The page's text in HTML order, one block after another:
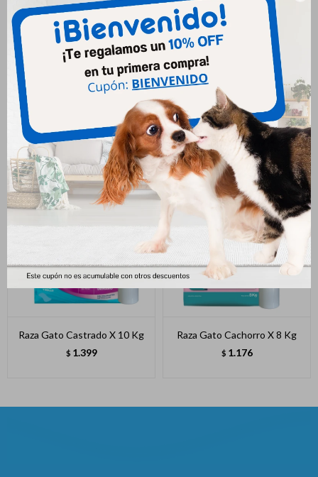
Monge Gato Urinary 1.5 Kg
Monge Gatito Kitten Trucha
1.5 Kg
$1.520
Raza Gato Castrado X 10 Kg
$ 1.399
Raza Gato Cachorro X 8 Kg
$ 1.176